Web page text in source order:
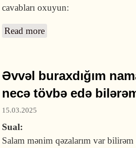
cavabları oxuyun:
Read more
Əvvəl buraxdığım
necə tövbə edə
15.03.2025
Sual:
Salam mənim qəzalarım var